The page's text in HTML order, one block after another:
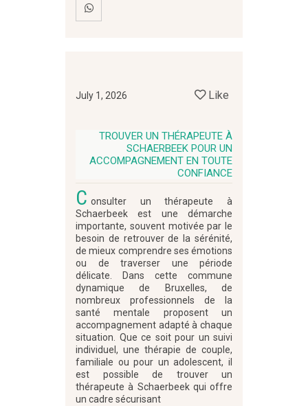
July 1, 2026 Like
TROUVER UN THÉRAPEUTE À
SCHAERBEEK POUR UN
ACCOMPAGNEMENT EN TOUTE
CONFIANCE
C onsulter un thérapeute à
Schaerbeek est une démarche
importante, souvent motivée par le
besoin de retrouver de la sérénité,
de mieux comprendre ses émotions
ou de traverser une période
délicate. Dans cette commune
dynamique de Bruxelles, de
nombreux professionnels de la
santé mentale proposent un
accompagnement adapté à chaque
situation. Que ce soit pour un suivi
individuel, une thérapie de couple,
familiale ou pour un adolescent, il
est possible de trouver un
thérapeute à Schaerbeek qui offre
un cadre sécurisant